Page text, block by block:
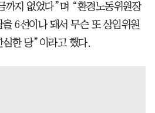
까지 없었다”며 “환경노동위원장
6선이나 돼서 무슨 또 상임위원
한 당”이라고 했다.